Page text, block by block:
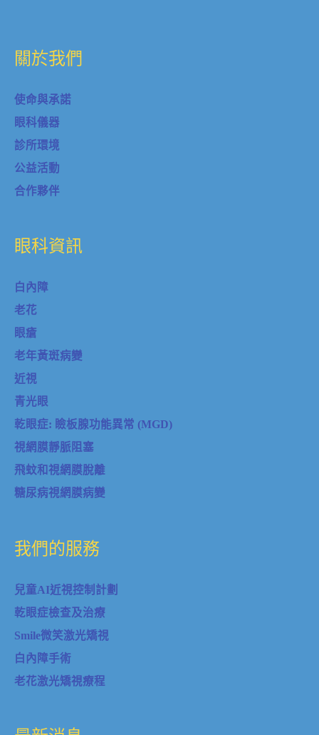
關於我們
使命與承諾
眼科儀器
診所環境
公益活動
合作夥伴
眼科資訊
白內障
老花
眼瘡
老年黃斑病變
近視
青光眼
乾眼症: 瞼板腺功能異常 (MGD)
視網膜靜脈阻塞
飛蚊和視網膜脫離
糖尿病視網膜病變
我們的服務
兒童AI近視控制計劃
乾眼症檢查及治療
Smile微笑激光矯視
白內障手術
老花激光矯視療程